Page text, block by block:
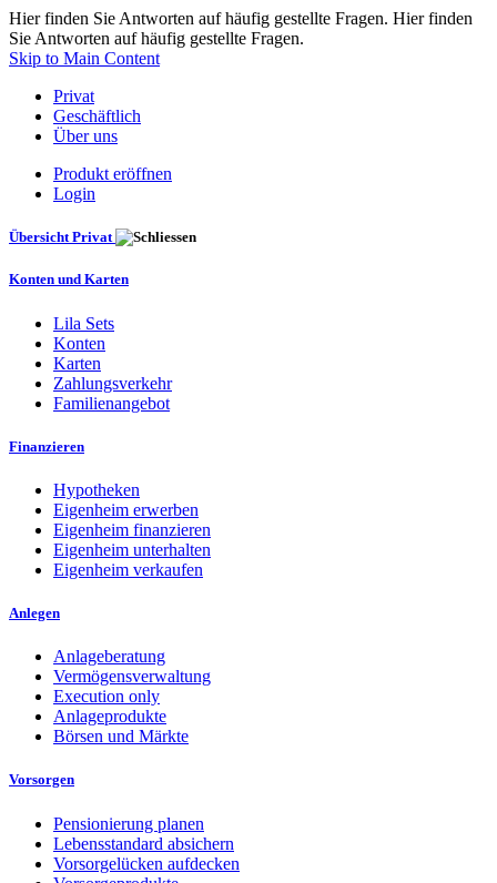
Hier finden Sie Antworten auf häufig gestellte Fragen. Hier finden
Sie Antworten auf häufig gestellte Fragen.
Skip to Main Content
Privat
Geschäftlich
Über uns
Produkt eröffnen
Login
Übersicht Privat
Konten und Karten
Lila Sets
Konten
Karten
Zahlungsverkehr
Familienangebot
Finanzieren
Hypotheken
Eigenheim erwerben
Eigenheim finanzieren
Eigenheim unterhalten
Eigenheim verkaufen
Anlegen
Anlageberatung
Vermögensverwaltung
Execution only
Anlageprodukte
Börsen und Märkte
Vorsorgen
Pensionierung planen
Lebensstandard absichern
Vorsorgelücken aufdecken